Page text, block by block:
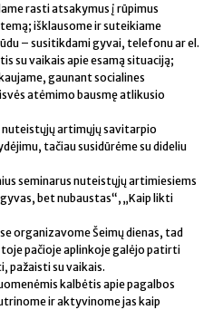
rasti atsakymus į rūpimus
išklausome ir suteikiame
– susitikdami gyvai, telefonu ar el.
su vaikais apie esamą situaciją;
gaunant socialines
atėmimo bausmę atlikusio
artimųjų savitarpio
tačiau susidūrėme su dideliu
seminarus nuteistųjų artimiesiems
bet nubaustas“, „Kaip likti
organizavome Šeimų dienas, tad
toje pačioje aplinkoje galėjo patirti
pažaisti su vaikais.
kalbėtis apie pagalbos
ir aktyvinome jas kaip